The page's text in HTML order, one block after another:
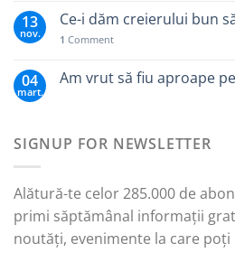
13
nov.
Ce-i dăm creierului bun
1 Comment
04
mart.
Am vrut să fiu aproape
SIGNUP FOR NEWSLETTER
Alătură-te celor 285.000 de
primi săptămânal informații
noutăți, evenimente la care poți